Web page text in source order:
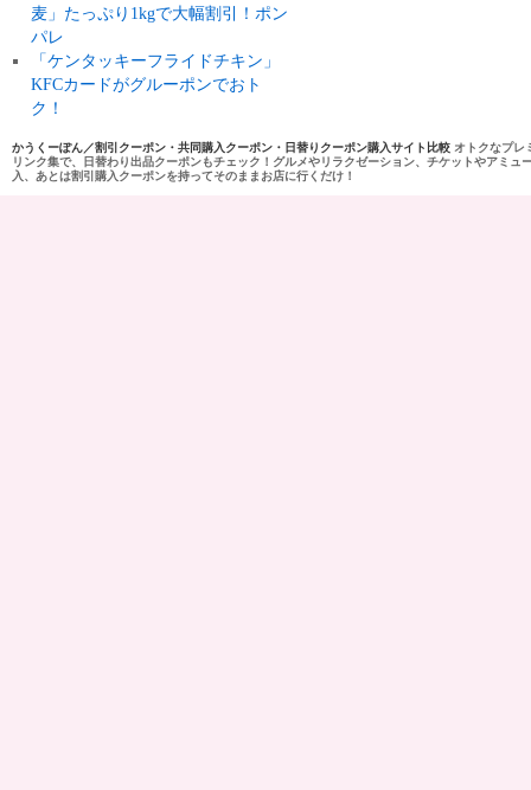
麦」たっぷり1kgで大幅割引！ポン
パレ
「ケンタッキーフライドチキン」
KFCカードがグルーポンでおト
ク！
かうくーぽん／割引クーポン・共同購入クーポン・日替りクーポン購入サイト比較 オトクなプレ
リンク集で、日替わり出品クーポンもチェック！グルメやリラクゼーション、チケットやアミ
入、あとは割引購入クーポンを持ってそのままお店に行くだけ！